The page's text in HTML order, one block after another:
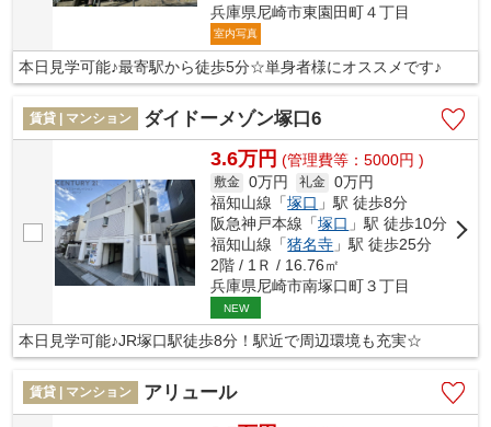
兵庫県尼崎市東園田町４丁目
室内写真
本日見学可能♪最寄駅から徒歩5分☆単身者様にオススメです♪
賃貸 | マンション ダイドーメゾン塚口6
3.6万円 (管理費等：5000円 )
敷金 0万円 礼金 0万円
福知山線「塚口 」駅 徒歩8分
阪急神戸本線「塚口 」駅 徒歩10分
福知山線「猪名寺 」駅 徒歩25分
2階 / 1Ｒ / 16.76㎡
兵庫県尼崎市南塚口町３丁目
NEW
本日見学可能♪JR塚口駅徒歩8分！駅近で周辺環境も充実☆
賃貸 | マンション アリュール